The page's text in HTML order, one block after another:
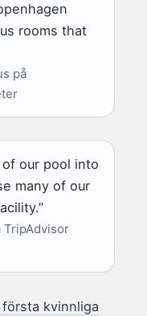
rooms that
på
our pool into
many of our
första kvinnliga